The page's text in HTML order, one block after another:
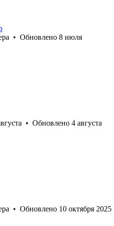
• Обновлено 8 июля
• Обновлено 4 августа
• Обновлено 10 октября 2025